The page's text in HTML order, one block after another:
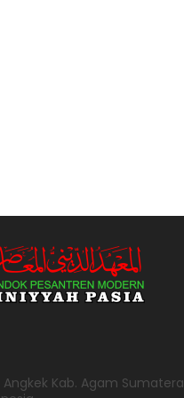
Angkek Kab. Agam Sumatera